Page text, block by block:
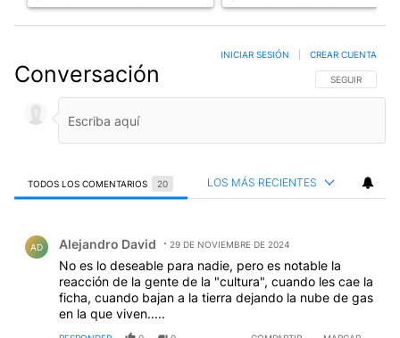
Conversación SIGA ESTA
SEGUIR
INICIAR SESIÓN CREAR CUENTA
TODOS LOS COMENTARIOS 20 LOS MÁS RECIENTES
AD Alejandro David 29 DE NOVIEMBRE DE 2024
No es lo deseable para nadie, pero es notable la
reacción de la gente de la "cultura", cuando les cae la
ficha, cuando bajan a la tierra dejando la nube de gas
en la que viven.....